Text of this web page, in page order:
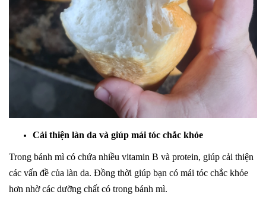
Cải thiện làn da và giúp mái tóc chắc khỏe
Trong bánh mì có chứa nhiều vitamin B và protein, giúp cải thiện
các vấn đề của làn da. Đồng thời giúp bạn có mái tóc chắc khỏe
hơn nhờ các dưỡng chất có trong bánh mì.